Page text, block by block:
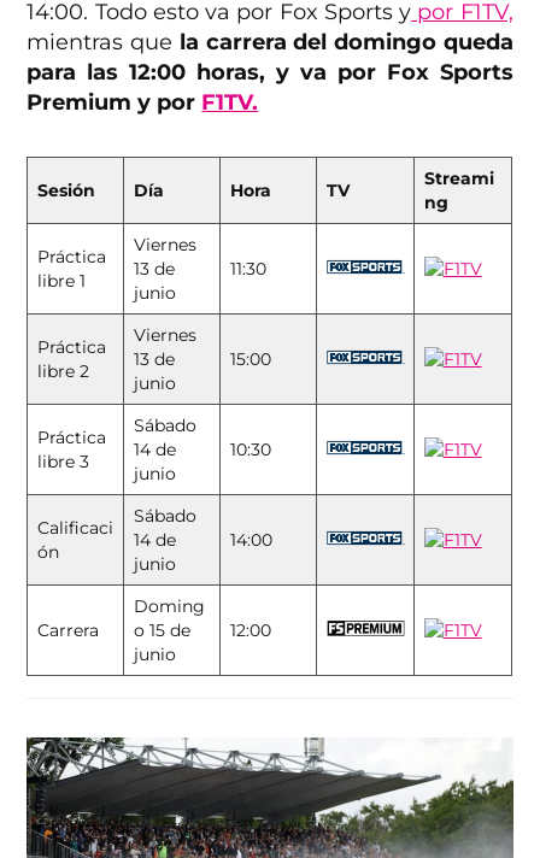
14:00. Todo esto va por Fox Sports y por F1TV,
mientras que la carrera del domingo queda
para las 12:00 horas, y va por Fox Sports
Premium y por F1TV.
Sesión Día Hora TV
Streami
ng
Práctica
libre 1
Viernes
13 de
junio
11:30
Práctica
libre 2
Viernes
13 de
junio
15:00
Práctica
libre 3
Sábado
14 de
junio
10:30
Calificaci
ón
Sábado
14 de
junio
14:00
Carrera
Doming
o 15 de
junio
12:00